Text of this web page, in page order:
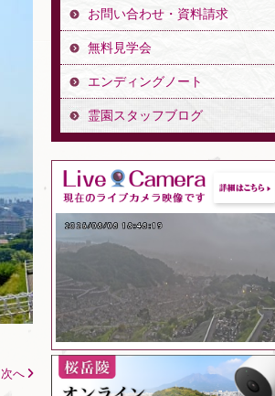
次へ
お問い合わせ・資料請求
無料見学会
エンディングノート
霊園スタッフブログ